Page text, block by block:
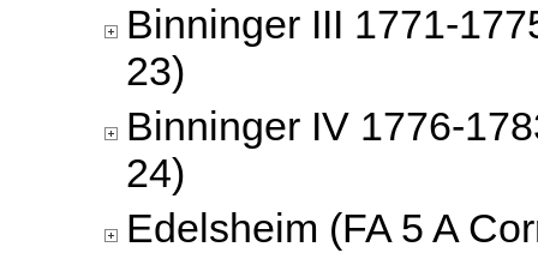
Binninger III 1771-
23)
Binninger IV 1776-
24)
Edelsheim (FA 5 A